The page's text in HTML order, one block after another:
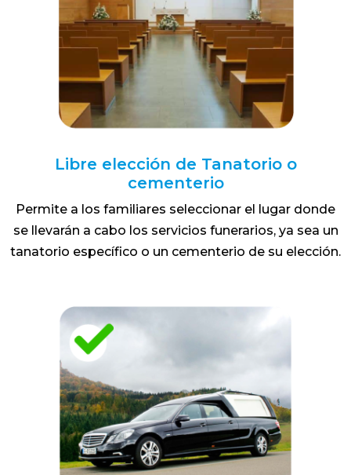
Libre elección de Tanatorio o
cementerio
Permite a los familiares seleccionar el lugar donde
se llevarán a cabo los servicios funerarios, ya sea un
tanatorio específico o un cementerio de su elección.